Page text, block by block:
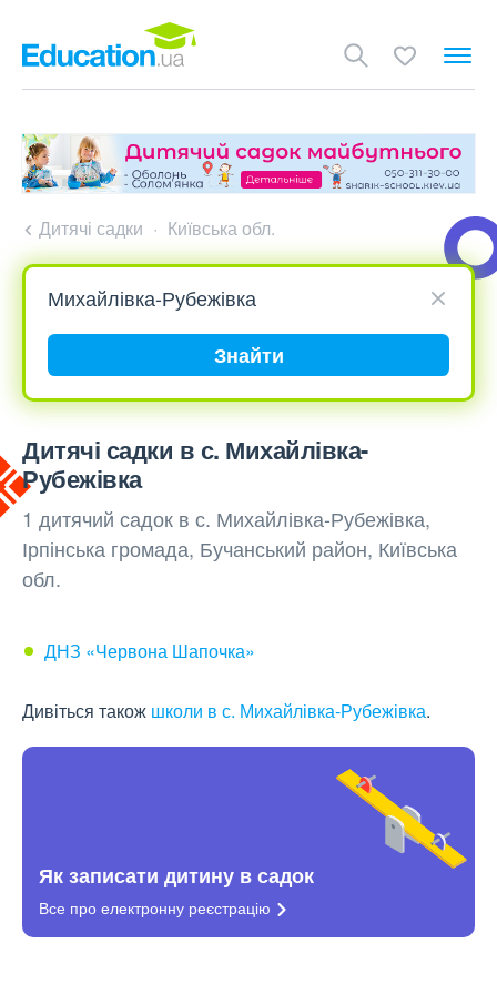
Дитячі садки Київська обл.
Знайти
Дитячі садки в с. Михайлівка-
Рубежівка
1 дитячий садок в с. Михайлівка-Рубежівка,
Ірпінська громада, Бучанський район, Київська
обл.
ДНЗ «Червона Шапочка»
Дивіться також школи в с. Михайлівка-Рубежівка.
Як записати дитину в садок
Все про електронну реєстрацію